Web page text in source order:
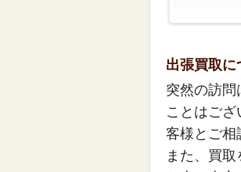
出張買取に
突然の訪問
ことはご
客様とご相
また、買